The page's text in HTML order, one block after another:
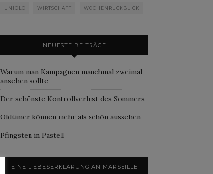
UNIQLO WIRTSCHAFT WOCHENRÜCKBLICK
NEUESTE BEITRÄGE
Warum man Kampagnen manchmal zweimal
ansehen sollte
Der schönste Kontrollverlust des Sommers
Oldtimer können mehr als schön aussehen
Pfingsten in Pastell
EINE LIEBESERKLÄRUNG AN MARSEILLE